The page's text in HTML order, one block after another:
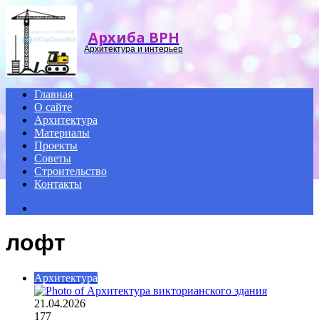
Архиба ВРН
Архитектура и интерьер
Главная
О сайте
Архитектура
Материалы
Проекты
Советы
Строительство
Контакты
лофт
Архитектура
21.04.2026
177